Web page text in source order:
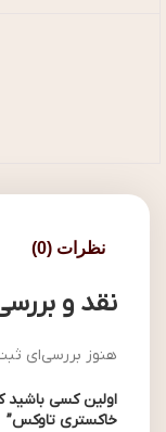
نظرات (0)
نقد و
هنوز بررسی‌ای
اولین کسی
خاکستری تاوکس”